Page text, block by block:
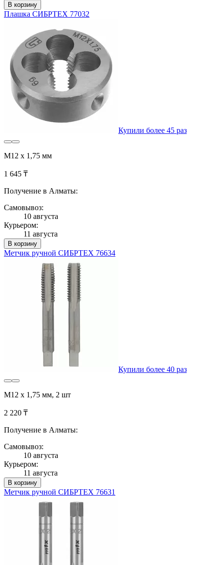
В корзину
Плашка СИБРТЕХ 77032
Купили более 45 раз
М12 х 1,75 мм
1 645 ₸
Получение в Алматы:
Самовывоз:
10 августа
Курьером:
11 августа
В корзину
Метчик ручной СИБРТЕХ 76634
Купили более 40 раз
М12 х 1,75 мм, 2 шт
2 220 ₸
Получение в Алматы:
Самовывоз:
10 августа
Курьером:
11 августа
В корзину
Метчик ручной СИБРТЕХ 76631